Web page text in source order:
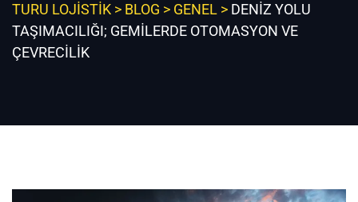
TURU LOJISTIK > BLOG > GENEL > DENIZ YOLU
TAŞIMACILIĞI; GEMILERDE OTOMASYON VE
ÇEVRECILIK